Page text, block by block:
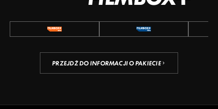
PRZEJDŹ DO INFORMACJI O PAKIECIE